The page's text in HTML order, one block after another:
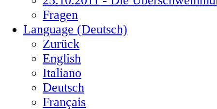
Fragen
Language (Deutsch)
Zurück
English
Italiano
Deutsch
Français